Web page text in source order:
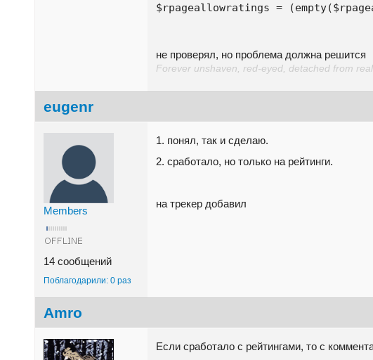
$rpageallowratings =
не проверял, но проблема должна решится
Forever unshaven, red-eyed, detached from
eugenr
Members
14 сообщений
Поблагодарили: 0 раз
1. понял, так и сделаю.
2. сработало, но только на рейтинги.
на трекер добавил
Amro
Если сработало с рейтингами, то с